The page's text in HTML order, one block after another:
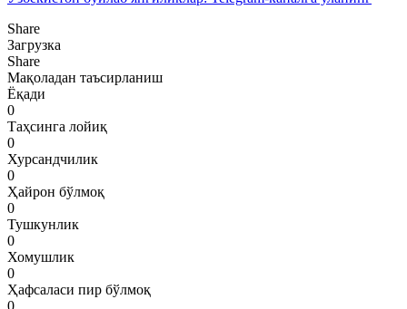
Share
Загрузка
Share
Мақоладан таъсирланиш
Ёқади
0
Таҳсинга лойиқ
0
Хурсандчилик
0
Ҳайрон бўлмоқ
0
Тушкунлик
0
Хомушлик
0
Ҳафсаласи пир бўлмоқ
0